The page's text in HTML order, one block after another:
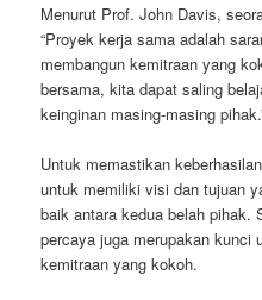
Menurut Prof. John Davis,
“Proyek kerja sama adalah
membangun kemitraan yang
bersama, kita dapat saling
keinginan masing-masing
Untuk memastikan
untuk memiliki visi dan tujuan
baik antara kedua belah pihak.
percaya juga merupakan kunci
kemitraan yang kokoh.